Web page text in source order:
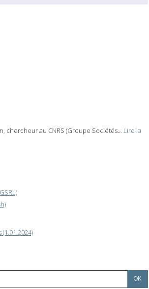
chercheur au CNRS (Groupe Sociétés... Lire la